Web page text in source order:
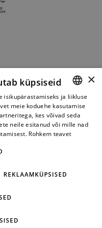
6007764,+372
ESTONIAN
RUSSIAN
×
küpsiseid
isikupärastamiseks ja liikluse
meie koduehe kasutamise
kes võivad seda
neile esitanud või mille nad
Rohkem teavet
REKLAAMKÜPSISED